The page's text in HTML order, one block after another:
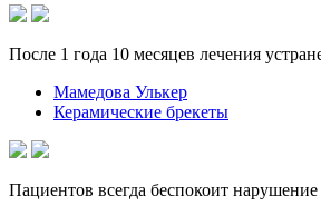
После 1 года 10 месяцев лечения
Мамедова Улькер
Керамические брекеты
Пациентов всегда беспокоит